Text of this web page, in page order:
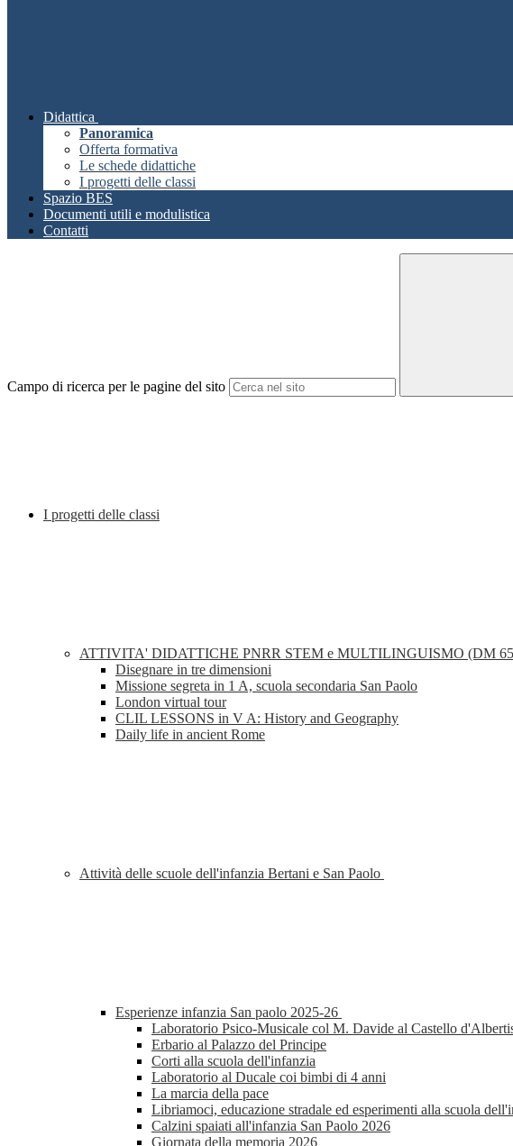
Didattica
Panoramica
Offerta formativa
Le schede didattiche
I progetti delle classi
Spazio BES
Documenti utili e modulistica
Contatti
Campo di ricerca per le pagine del sito
I progetti delle classi
ATTIVITA' DIDATTICHE PNRR STEM e MULTILINGUISMO (DM
Disegnare in tre dimensioni
Missione segreta in 1 A, scuola secondaria San Paolo
London virtual tour
CLIL LESSONS in V A: History and Geography
Daily life in ancient Rome
Attività delle scuole dell'infanzia Bertani e San Paolo
Esperienze infanzia San paolo 2025-26
Laboratorio Psico-Musicale col M. Davide al Castello
Erbario al Palazzo del Principe
Corti alla scuola dell'infanzia
Laboratorio al Ducale coi bimbi di 4 anni
La marcia della pace
Libriamoci, educazione stradale ed esperimenti alla scuola
Calzini spaiati all'infanzia San Paolo 2026
Giornata della memoria 2026